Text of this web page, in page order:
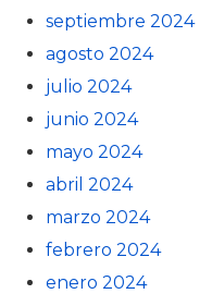
septiembre 2024
agosto 2024
julio 2024
junio 2024
mayo 2024
abril 2024
marzo 2024
febrero 2024
enero 2024